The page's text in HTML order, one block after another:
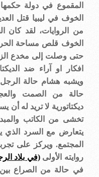
المقموع في دولة
الخوف في ليبيا قتل
من الروايات، لقد كان
الخوف قلص مساحة
حتى وصلت إلى مخدع
افكار او آراء ضد
ويشبه هشام حالة الرجل
حالة من الصمت
ديكتاتورية لا تريد له أن
تخشى من الكاتب
يتعارض مع السرد الذي
المجتمع. ويركز على
روايته الأولى(في بلاد
في حالة من الصراع